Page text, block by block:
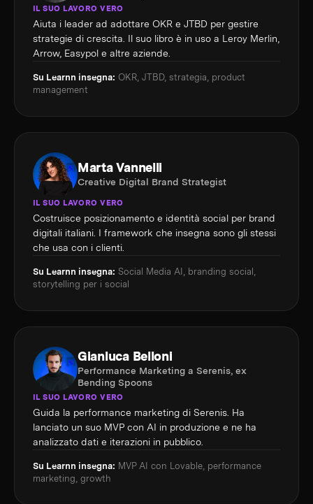
IL SUO LAVORO VERO
Aiuta i leader ad adottare OKR e JTBD per gestire
strategie di crescita. Il suo libro è in uso a Leroy Merlin,
Arrow, Easypol e altre aziende.
Su Learnn insegna: OKR, JTBD, strategia, product
management
Marta Vannelli
Creative Digital Brand Strategist
IL SUO LAVORO VERO
Costruisce posizionamento e identità social per brand
digitali italiani. I framework che insegna sono gli stessi
che usa con i clienti.
Su Learnn insegna: Social Media AI, branding social,
storytelling per i social
Gianluca Belloni
Performance Marketing a Serenis, ex
Bending Spoons
IL SUO LAVORO VERO
Guida la performance marketing di Serenis. Ha
lanciato un suo MVP con AI in produzione e ne ha
analizzato dati e iterazioni in pubblico.
Su Learnn insegna: MVP AI con Lovable, performance
marketing, growth